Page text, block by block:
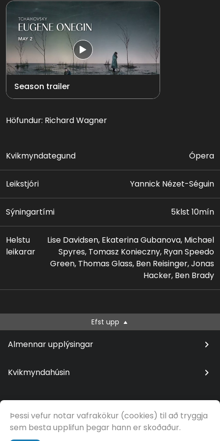
Season trailer
Höfundur: Richard Wagner
Kvikmyndategund Ópera
Leikstjóri Yannick Nézet-Séguin
Sýningartími 5klst 10mín
Helstu
leikarar
Lise Davidsen, Ekaterina Gubanova, Michael
Spyres, Tomasz Konieczny, Ryan Speedo
Green, Thomas Glass, Ben Reisinger, Jonas
Hacker, Ben Brady
Efst upp
Almennar upplýsingar
Kvikmyndahúsin
© Samfilm
Þessi vefur notar vafrakökur (cookies) til að tryggja
sem besta upplifun þegar hann er skoðaður.